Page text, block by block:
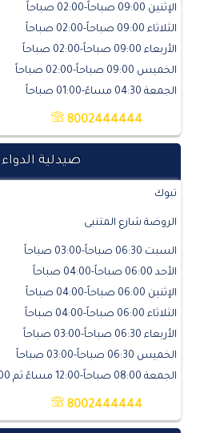
الإثنين 09:00 صباحاً-02:00 صباحاً
الثلاثاء 09:00 صباحاً-02:00 صباحاً
الأربعاء 09:00 صباحاً-02:00 صباحاً
الخميس 09:00 صباحاً-02:00 صباحاً
الجمعة 04:30 مساءً-01:00 صباحاً
8002444444
صيدلية الدواء
تبوك
الروضة شارع المتنبى
السبت 06:30 صباحاً-03:00 صباحاً
الأحد 06:00 صباحاً-04:00 صباحاً
الإثنين 06:00 صباحاً-04:00 صباحاً
الثلاثاء 06:00 صباحاً-04:00 صباحاً
الأربعاء 06:30 صباحاً-03:00 صباحاً
الخميس 06:30 صباحاً-03:00 صباحاً
الجمعة 08:00 صباحاً-12:00 مساءً ثم 01:00 مساءً-04:00 صباحاً
8002444444